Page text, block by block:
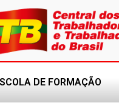
DE FORMAÇÃO